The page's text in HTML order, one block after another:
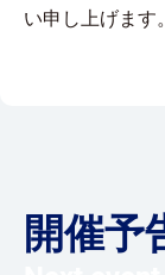
い申し上げます。
開催予